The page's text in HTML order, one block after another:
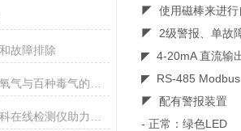
故障排除
◤ 使用磁棒来进行
◤ 2级警报、单故
◤ 4-20mA 直流输
◤ RS-485 Modbus
◤ 配有警报装置
- 正常：绿色LED